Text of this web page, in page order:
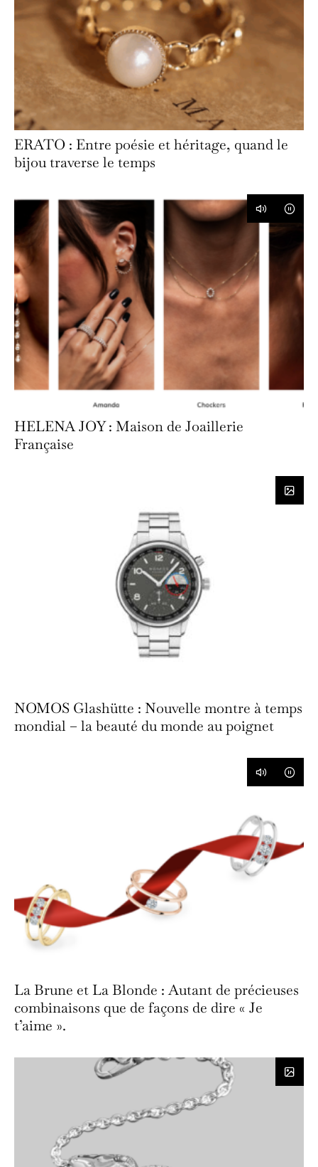
ERATO : Entre poésie et héritage, quand le
bijou traverse le temps
HELENA JOY : Maison de Joaillerie
Française
NOMOS Glashütte : Nouvelle montre à temps
mondial – la beauté du monde au poignet
La Brune et La Blonde : Autant de précieuses
combinaisons que de façons de dire « Je
t’aime ».